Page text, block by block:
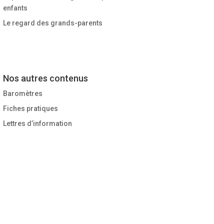
enfants
Le regard des grands-parents
Nos autres contenus
Baromètres
Fiches pratiques
Lettres d’information